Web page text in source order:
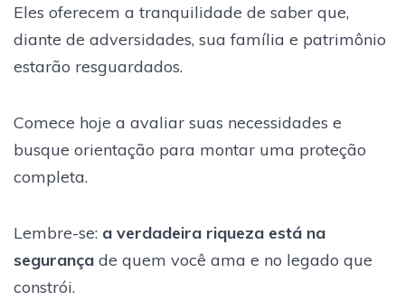
Eles oferecem a tranquilidade de saber que,
diante de adversidades, sua família e patrimônio
estarão resguardados.
Comece hoje a avaliar suas necessidades e
busque orientação para montar uma proteção
completa.
Lembre-se: a verdadeira riqueza está na
segurança de quem você ama e no legado que
constrói.